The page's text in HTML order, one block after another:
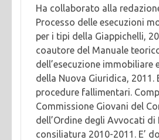
Ha collaborato alla
Processo delle esecuzioni
per i tipi della Giappichelli,
coautore del Manuale
dell’esecuzione immobiliare
della Nuova Giuridica, 2011.
procedure fallimentari.
Commissione Giovani del
dell’Ordine degli Avvocati di
consiliatura 2010-2011. E’